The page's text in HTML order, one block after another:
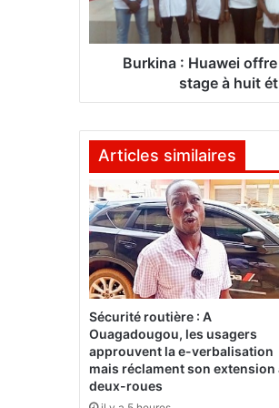
a
:
a
e
o
f
f
r
e
d
e
s
b
o
u
r
Burkina : Huawei
stage à huit
Articles similaires
Sécurité routière : A
Ouagadougou, les usagers
approuvent la e-verbalisation
mais réclament son extension
deux-roues